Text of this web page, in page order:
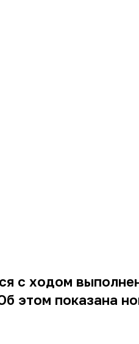
с ходом
этом показана